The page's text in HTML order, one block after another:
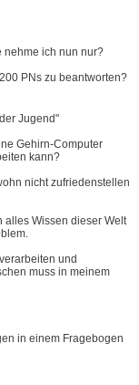
nehme ich nun nur?
PNs zu beantworten?
Jugend"
Gehirn-Computer
kann?
nicht zufriedenstellen
alles Wissen dieser Welt
und
muss in meinem
in einem Fragebogen